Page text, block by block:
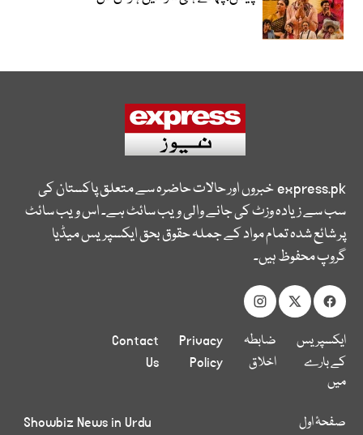
express.pkخبروں اور حالات حاضرہ سے متعلق پاکستان کی
سب سے زیادہ وزٹ کی جانے والی ویب سائٹ ہے۔ اس ویب سائٹ
پر شائع شدہ تمام مواد کے جملہ حقوق بحق ایکسپریس میڈیا
گروپ محفوظ ہیں۔
ایکسپریس
کے بارے
میں
ضابطہ
اخلاق
Privacy
Policy
Contact
Us
صفحۂ اول
Showbiz News in Urdu